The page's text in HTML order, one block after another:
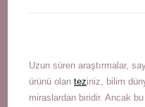
Uzun süren araştırmalar,
ürünü olanteziniz, bilim
miraslardan biridir. Ancak